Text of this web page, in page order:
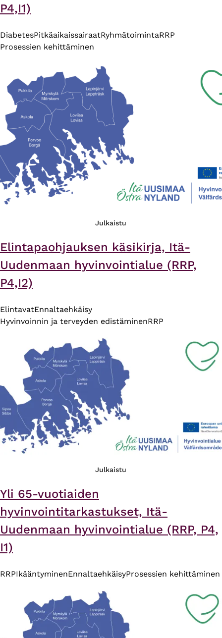
P4,I1)
DiabetesPitkäaikaissairaatRyhmätoimintaRRP
Prosessien kehittäminen
Julkaistu
Elintapaohjauksen käsikirja, Itä-
Uudenmaan hyvinvointialue (RRP,
P4,I2)
ElintavatEnnaltaehkäisy
Hyvinvoinnin ja terveyden edistäminenRRP
Julkaistu
Yli 65-vuotiaiden
hyvinvointitarkastukset, Itä-
Uudenmaan hyvinvointialue (RRP, P4,
I1)
RRPIkääntyminenEnnaltaehkäisyProsessien kehittäminen